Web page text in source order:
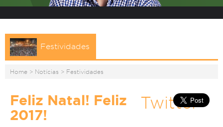
Festividades
Home > Notícias > Festividades
Feliz Natal! Feliz
2017!
Twitter